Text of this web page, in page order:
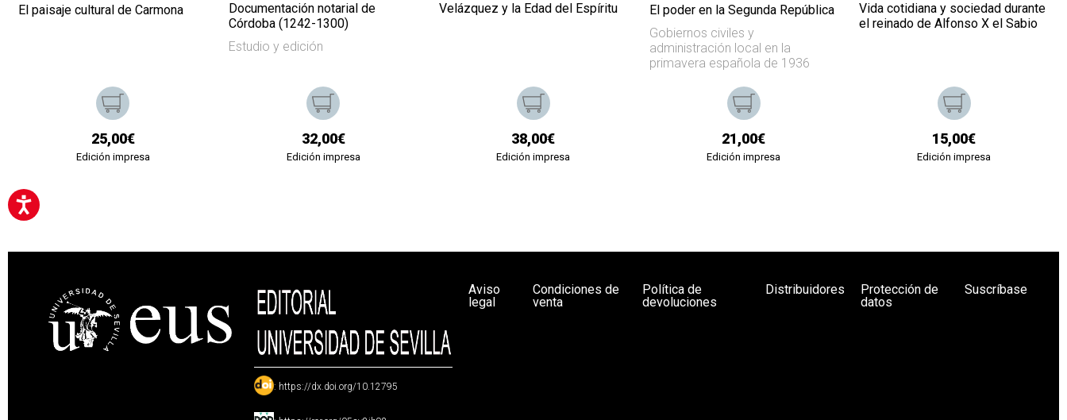
El paisaje cultural de Carmona
25,00€
Edición impresa
Documentación notarial de
Córdoba (1242-1300)
Estudio y edición
32,00€
Edición impresa
Velázquez y la Edad del Espíritu
38,00€
Edición impresa
El poder en la Segunda República
Gobiernos civiles y
administración local en la
primavera española de 1936
21,00€
Edición impresa
Vida cotidiana y sociedad durante
el reinado de Alfonso X el Sabio
15,00€
Edición impresa
: https://dx.doi.org/10.12795
Aviso
legal
Condiciones de
venta
Política de
devoluciones
Distribuidores
Protección de
datos
Suscríbase